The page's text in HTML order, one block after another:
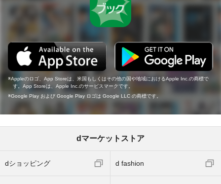
Appleのロゴ、App Storeは、米国もしくはその他の国や地域におけるApple Inc.の商標で
す。App Storeは、Apple Inc.のサービスマークです。
Google Play および Google Play ロゴは Google LLC の商標です。
dマーケットストア
dショッピング d fashion